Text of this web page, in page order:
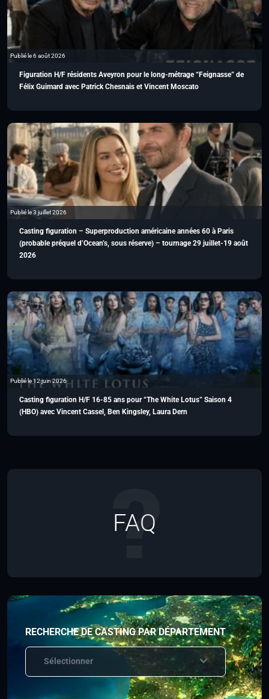
Publié le 6 août 2026
Figuration H/F résidents Aveyron pour le long-métrage “Feignasse” de
Félix Guimard avec Patrick Chesnais et Vincent Moscato
Publié le 3 juillet 2026
Casting figuration – Superproduction américaine années 60 à Paris
(probable préquel d’Ocean’s, sous réserve) – tournage 29 juillet-19 août
2026
Publié le 12 juin 2026
Casting figuration H/F 16-85 ans pour “The White Lotus” Saison 4
(HBO) avec Vincent Cassel, Ben Kingsley, Laura Dern
FAQ
RECHERCHE DE CASTING PAR DÉPARTEMENT
Sélectionner